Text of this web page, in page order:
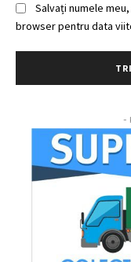
Salvați numele
browser pentru data
-